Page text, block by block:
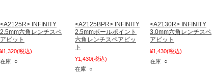
<A2125R> INFINITY
2.5mm六角レンチスペ
アビット
¥1,320(税込)
在庫 ○
<A2125BPR> INFINITY
2.5mmボールポイント
六角レンチスペアビッ
ト
¥1,430(税込)
在庫 ○
<A2130R> INFINITY
3.0mm六角レンチスペ
アビット
¥1,430(税込)
在庫 ○